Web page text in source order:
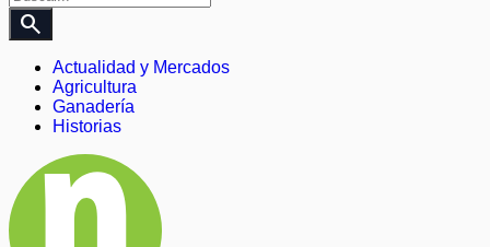
search
Actualidad y Mercados
Agricultura
Ganadería
Historias